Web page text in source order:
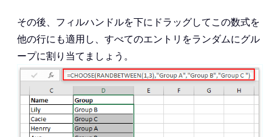
その後、フィルハンドルを下にドラッグしてこの数式を
他の行にも適用し、すべてのエントリをランダムにグル
ープに割り当てましょう。